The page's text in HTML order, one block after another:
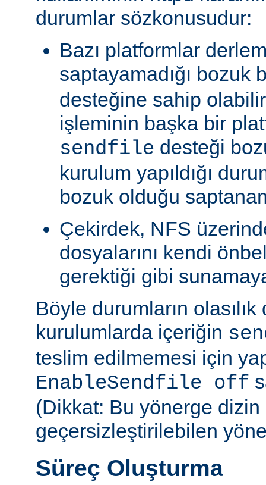
durumlar sözkonusudur:
Bazı platformlar
saptayamadığı bozuk
desteğine sahip
işleminin başka bir
sendfile desteği
kurulum yapıldığı
bozuk olduğu
Çekirdek, NFS
dosyalarını kendi
gerektiği gibi
Böyle durumların
kurulumlarda içeriğin
teslim edilmemesi için
EnableSendfile off
(Dikkat: Bu yönerge
geçersizleştirilebilen
Süreç Oluşturma